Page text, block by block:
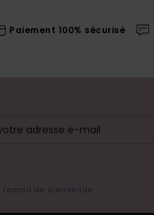
Paiement 100% sécurisé
de bienvenue